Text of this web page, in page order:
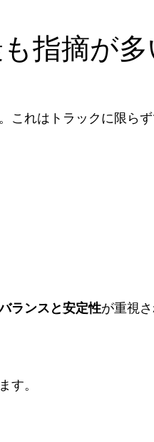
指摘が
これはトラックに限ら
ランスと安定性が重視
す。